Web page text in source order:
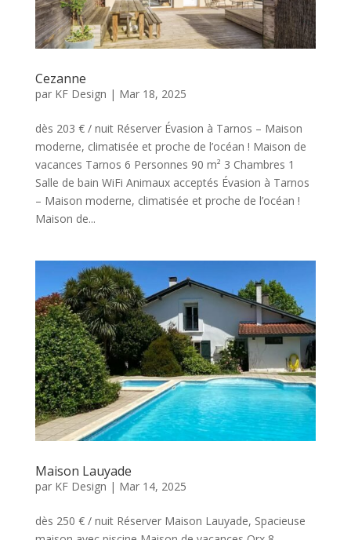
Cezanne
par KF Design | Mar 18, 2025
dès 203 € / nuit Réserver Évasion à Tarnos – Maison
moderne, climatisée et proche de l’océan ! Maison de
vacances Tarnos 6 Personnes 90 m² 3 Chambres 1
Salle de bain WiFi Animaux acceptés Évasion à Tarnos
– Maison moderne, climatisée et proche de l’océan !
Maison de...
Maison Lauyade
par KF Design | Mar 14, 2025
dès 250 € / nuit Réserver Maison Lauyade, Spacieuse